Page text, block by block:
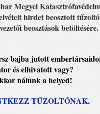
Megyei
hirdet beosztott
beosztások betöltésére.
bajba jutott
és elhivatott vagy?
nálunk a helyed!
TŰZOLTÓNAK,